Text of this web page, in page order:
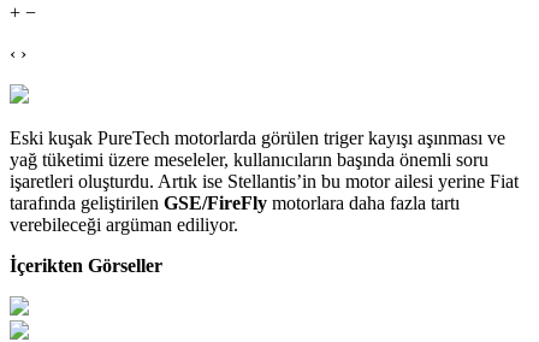
+ −
‹ ›
Eski kuşak PureTech motorlarda görülen triger kayışı aşınması ve
yağ tüketimi üzere meseleler, kullanıcıların başında önemli soru
işaretleri oluşturdu. Artık ise Stellantis’in bu motor ailesi yerine Fiat
tarafında geliştirilen GSE/FireFly motorlara daha fazla tartı
verebileceği argüman ediliyor.
İçerikten Görseller